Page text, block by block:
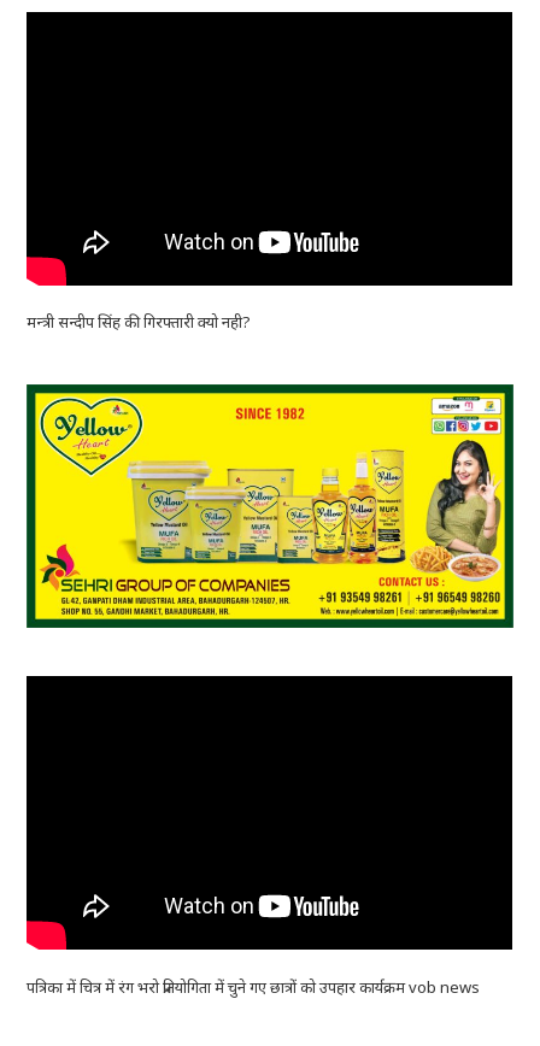
मन्त्री सन्दीप सिंह की गिरफ्तारी क्यो नही?
पत्रिका में चित्र में रंग भरो प्रतियोगिता में चुने गए छात्रों को उपहार कार्यक्रम vob news